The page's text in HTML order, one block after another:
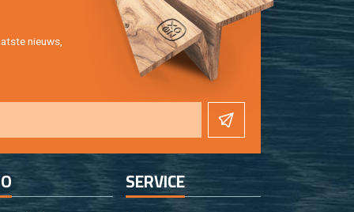
nieuws,
SER­VI­CE